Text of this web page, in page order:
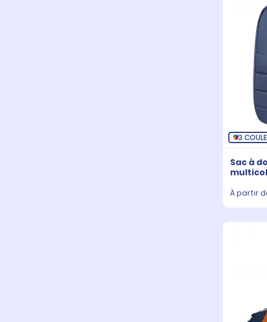
3
Sac à
À partir